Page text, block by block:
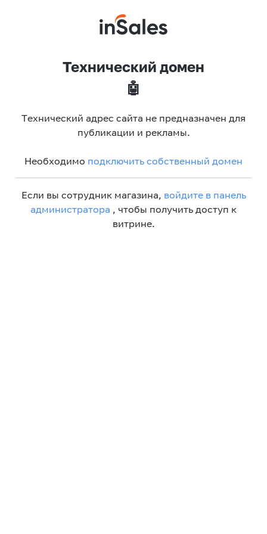
Технический домен
🤖
Технический адрес сайта не предназначен для
публикации и рекламы.
Необходимо подключить собственный домен
Если вы сотрудник магазина, войдите в панель
администратора , чтобы получить доступ к
витрине.